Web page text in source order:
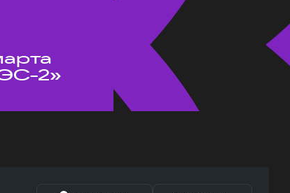
2»